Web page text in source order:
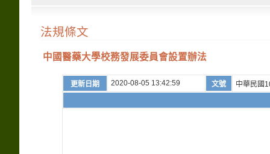
法規條文
中國醫藥大學校務發展委員會設置辦法
更新日期 2020-08-05 13:42:59 文號 中華民國